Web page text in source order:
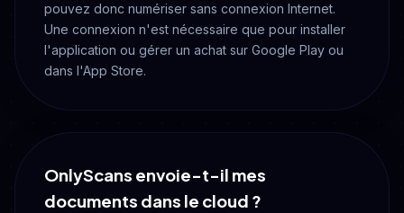
pouvez donc numériser sans connexion Internet.
Une connexion n'est nécessaire que pour installer
l'application ou gérer un achat sur Google Play ou
dans l'App Store.
OnlyScans envoie-t-il mes
documents dans le cloud ?